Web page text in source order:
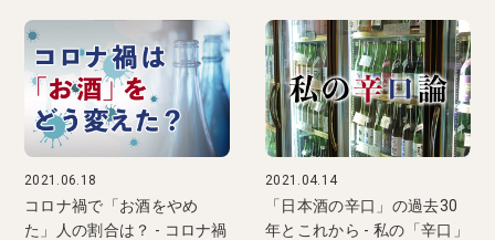
2021.06.18
コロナ禍で「お酒をやめ
た」人の割合は？ - コロナ禍
2021.04.14
「日本酒の辛口」の過去30
年とこれから - 私の「辛口」